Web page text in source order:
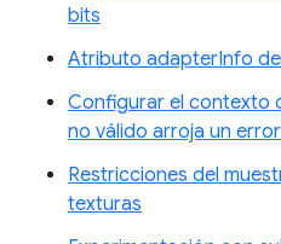
bits
Atributo adapterInfo
Configurar el contexto
no válido arroja un
Restricciones del
texturas